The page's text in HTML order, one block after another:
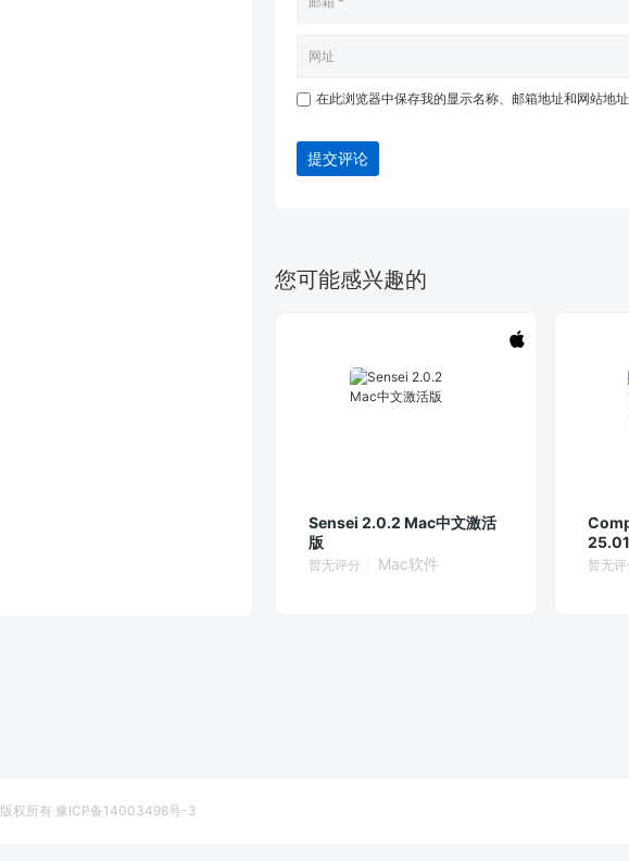
在此浏览器中保存我的显示名称、邮箱地址和网站地
提交评论
您可能感兴趣的
Sensei 2.0.2 Mac中文激活
版
暂无评分 Mac软件 暂无评
版权所有 豫ICP备14003498号-3